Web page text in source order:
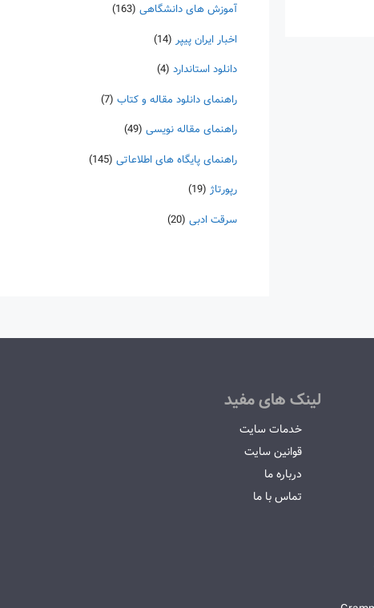
آموزش های دانشگاهی (163)
اخبار ایران پیپر (14)
دانلود استاندارد (4)
راهنمای دانلود مقاله و کتاب (7)
راهنمای مقاله نویسی (49)
راهنمای پایگاه های اطلاعاتی (145)
رپورتاژ (19)
سرقت ادبی (20)
لینک های مفید
خدمات سایت
قوانین سایت
درباره ما
تماس با ما